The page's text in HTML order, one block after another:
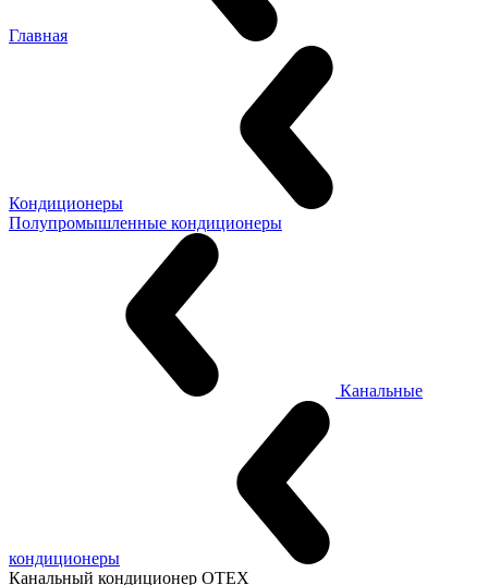
Главная
Кондиционеры
Полупромышленные кондиционеры
Канальные
кондиционеры
Канальный кондиционер OTEX